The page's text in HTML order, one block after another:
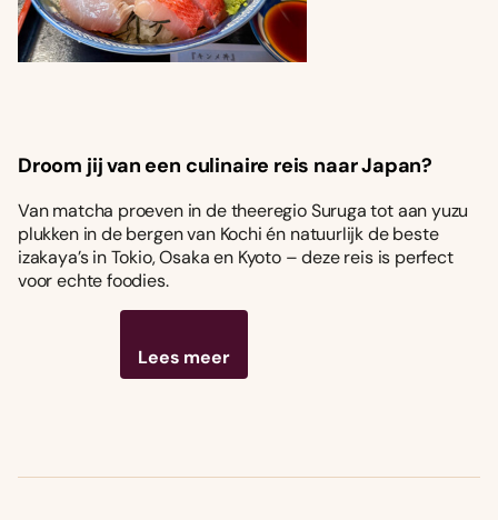
Droom jij van een culinaire reis naar Japan?
Van matcha proeven in de theeregio Suruga tot aan yuzu
plukken in de bergen van Kochi én natuurlijk de beste
izakaya’s in Tokio, Osaka en Kyoto – deze reis is perfect
voor echte foodies.
Lees meer